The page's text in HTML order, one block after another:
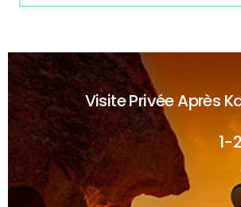
Visite Privée Après
1-